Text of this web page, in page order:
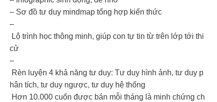
– Sơ đồ tư duy mindmap tổng hợp kiến thức
–
Lộ trình học thông minh, giúp con tự tin từ trên lớp tới thi
cử
–
Rèn luyện 4 khả năng tư duy: Tư duy hình ảnh, tư duy p
hân tích, tư duy ngược, tư duy hệ thống
Hơn 10.000 cuốn được bán mỗi tháng là minh chứng ch